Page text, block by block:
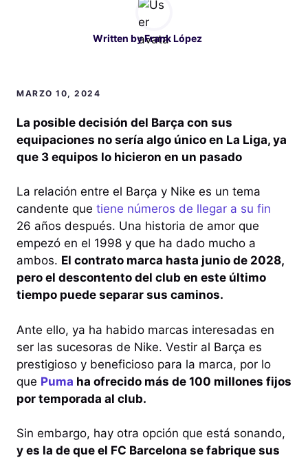
Written byFrank López
MARZO 10, 2024
La posible decisión del Barça con sus
equipaciones no sería algo único en La Liga, ya
que 3 equipos lo hicieron en un pasado
La relación entre el Barça y Nike es un tema
candente que tiene números de llegar a su fin
26 años después. Una historia de amor que
empezó en el 1998 y que ha dado mucho a
ambos. El contrato marca hasta junio de 2028,
pero el descontento del club en este último
tiempo puede separar sus caminos.
Ante ello, ya ha habido marcas interesadas en
ser las sucesoras de Nike. Vestir al Barça es
prestigioso y beneficioso para la marca, por lo
que Puma ha ofrecido más de 100 millones fijos
por temporada al club.
Sin embargo, hay otra opción que está sonando,
y es la de que el FC Barcelona se fabrique sus